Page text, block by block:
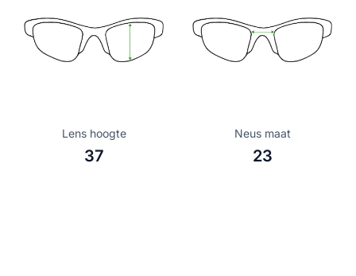
Lens hoogte
37
Neus maat
23